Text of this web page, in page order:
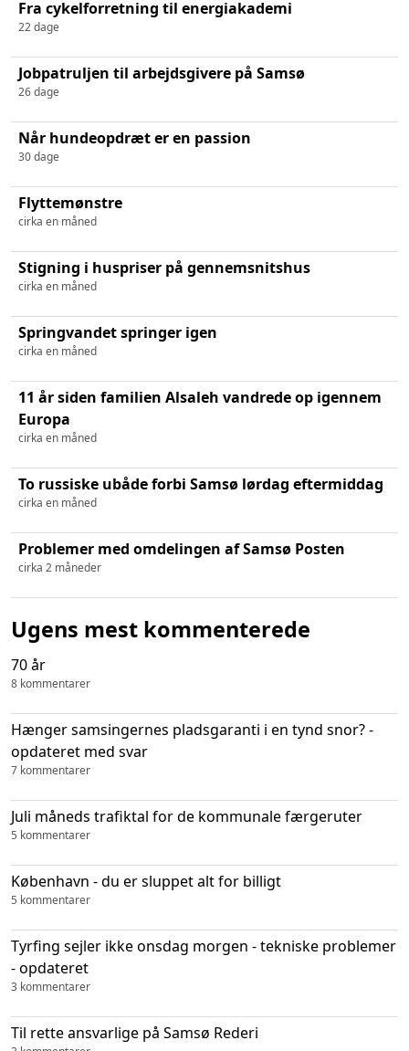
Fra cykelforretning til energiakademi
22 dage
Jobpatruljen til arbejdsgivere på Samsø
26 dage
Når hundeopdræt er en passion
30 dage
Flyttemønstre
cirka en måned
Stigning i huspriser på gennemsnitshus
cirka en måned
Springvandet springer igen
cirka en måned
11 år siden familien Alsaleh vandrede op igennem
Europa
cirka en måned
To russiske ubåde forbi Samsø lørdag eftermiddag
cirka en måned
Problemer med omdelingen af Samsø Posten
cirka 2 måneder
Ugens mest kommenterede
70 år
8 kommentarer
Hænger samsingernes pladsgaranti i en tynd snor? -
opdateret med svar
7 kommentarer
Juli måneds trafiktal for de kommunale færgeruter
5 kommentarer
København - du er sluppet alt for billigt
5 kommentarer
Tyrfing sejler ikke onsdag morgen - tekniske problemer
- opdateret
3 kommentarer
Til rette ansvarlige på Samsø Rederi